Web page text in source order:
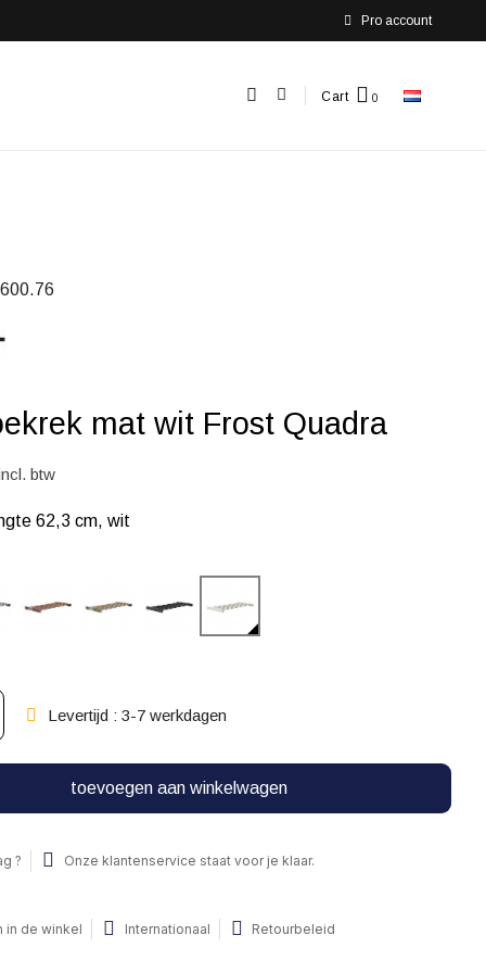
Pro account
Cart
mat wit Frost Quadra
btw
62,3 cm, wit
Levertijd : 3-7 werkdagen
toevoegen aan winkelwagen
? Onze klantenservice staat voor je klaar.
in de winkel Internationaal Retourbeleid